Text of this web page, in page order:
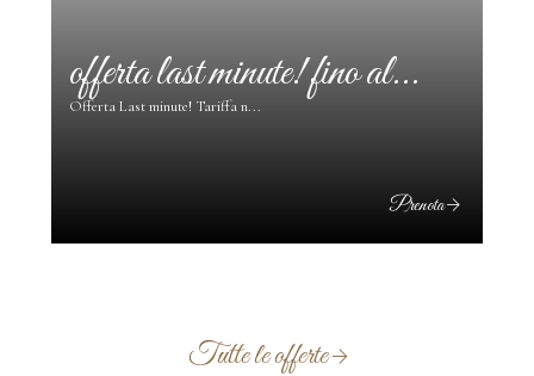
minute! fino al... prepaga e
Tutte le offerte